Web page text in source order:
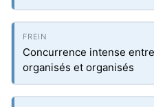
Concurrence intense
organisés et organisés